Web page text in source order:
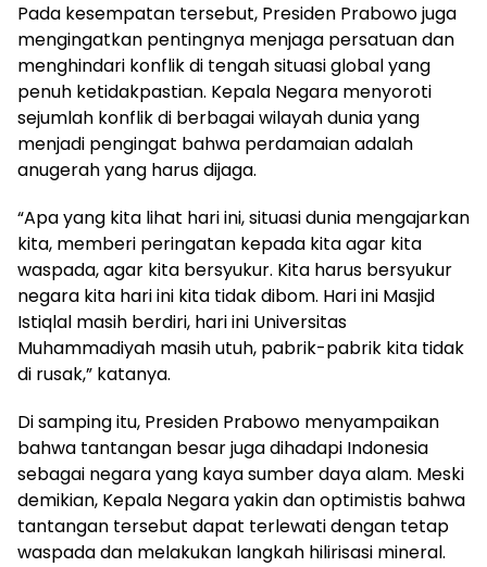
Pada kesempatan tersebut, Presiden Prabowo juga
mengingatkan pentingnya menjaga persatuan dan
menghindari konflik di tengah situasi global yang
penuh ketidakpastian. Kepala Negara menyoroti
sejumlah konflik di berbagai wilayah dunia yang
menjadi pengingat bahwa perdamaian adalah
anugerah yang harus dijaga.
“Apa yang kita lihat hari ini, situasi dunia mengajarkan
kita, memberi peringatan kepada kita agar kita
waspada, agar kita bersyukur. Kita harus bersyukur
negara kita hari ini kita tidak dibom. Hari ini Masjid
Istiqlal masih berdiri, hari ini Universitas
Muhammadiyah masih utuh, pabrik-pabrik kita tidak
di rusak,” katanya.
Di samping itu, Presiden Prabowo menyampaikan
bahwa tantangan besar juga dihadapi Indonesia
sebagai negara yang kaya sumber daya alam. Meski
demikian, Kepala Negara yakin dan optimistis bahwa
tantangan tersebut dapat terlewati dengan tetap
waspada dan melakukan langkah hilirisasi mineral.